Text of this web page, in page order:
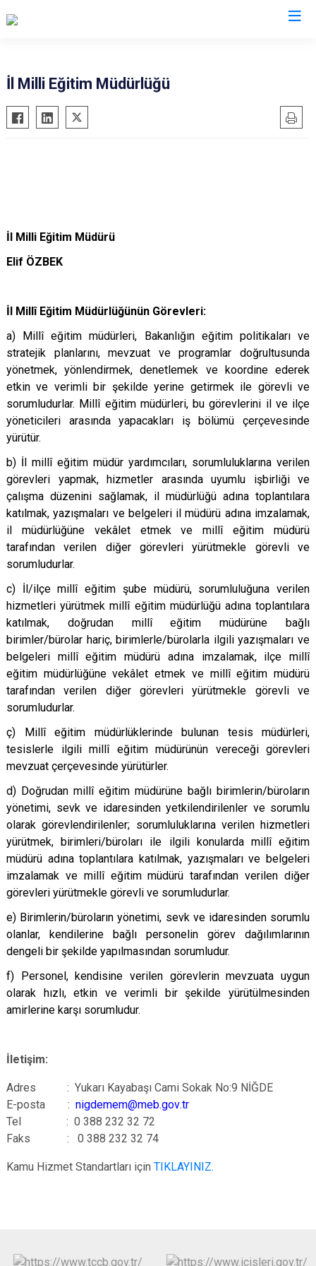
İl Milli Eğitim Müdürlüğü
İl Milli Eğitim Müdürü
Elif ÖZBEK
İl Millî Eğitim Müdürlüğünün Görevleri:
a) Millî eğitim müdürleri, Bakanlığın eğitim politikaları ve
stratejik planlarını, mevzuat ve programlar doğrultusunda
yönetmek, yönlendirmek, denetlemek ve koordine ederek
etkin ve verimli bir şekilde yerine getirmek ile görevli ve
sorumludurlar. Millî eğitim müdürleri, bu görevlerini il ve ilçe
yöneticileri arasında yapacakları iş bölümü çerçevesinde
yürütür.
b) İl millî eğitim müdür yardımcıları, sorumluluklarına verilen
görevleri yapmak, hizmetler arasında uyumlu işbirliği ve
çalışma düzenini sağlamak, il müdürlüğü adına toplantılara
katılmak, yazışmaları ve belgeleri il müdürü adına imzalamak,
il müdürlüğüne vekâlet etmek ve millî eğitim müdürü
tarafından verilen diğer görevleri yürütmekle görevli ve
sorumludurlar.
c) İl/ilçe millî eğitim şube müdürü, sorumluluğuna verilen
hizmetleri yürütmek millî eğitim müdürlüğü adına toplantılara
katılmak, doğrudan millî eğitim müdürüne bağlı
birimler/bürolar hariç, birimlerle/bürolarla ilgili yazışmaları ve
belgeleri millî eğitim müdürü adına imzalamak, ilçe millî
eğitim müdürlüğüne vekâlet etmek ve millî eğitim müdürü
tarafından verilen diğer görevleri yürütmekle görevli ve
sorumludurlar.
ç) Millî eğitim müdürlüklerinde bulunan tesis müdürleri,
tesislerle ilgili millî eğitim müdürünün vereceği görevleri
mevzuat çerçevesinde yürütürler.
d) Doğrudan millî eğitim müdürüne bağlı birimlerin/büroların
yönetimi, sevk ve idaresinden yetkilendirilenler ve sorumlu
olarak görevlendirilenler; sorumluluklarına verilen hizmetleri
yürütmek, birimleri/büroları ile ilgili konularda millî eğitim
müdürü adına toplantılara katılmak, yazışmaları ve belgeleri
imzalamak ve millî eğitim müdürü tarafından verilen diğer
görevleri yürütmekle görevli ve sorumludurlar.
e) Birimlerin/büroların yönetimi, sevk ve idaresinden sorumlu
olanlar, kendilerine bağlı personelin görev dağılımlarının
dengeli bir şekilde yapılmasından sorumludur.
f) Personel, kendisine verilen görevlerin mevzuata uygun
olarak hızlı, etkin ve verimli bir şekilde yürütülmesinden
amirlerine karşı sorumludur.
İletişim:
Adres : Yukarı Kayabaşı Cami Sokak No:9 NİĞDE
E-posta : nigdemem@meb.gov.tr
Tel : 0 388 232 32 72
Faks : 0 388 232 32 74
Kamu Hizmet Standartları için TIKLAYINIZ.